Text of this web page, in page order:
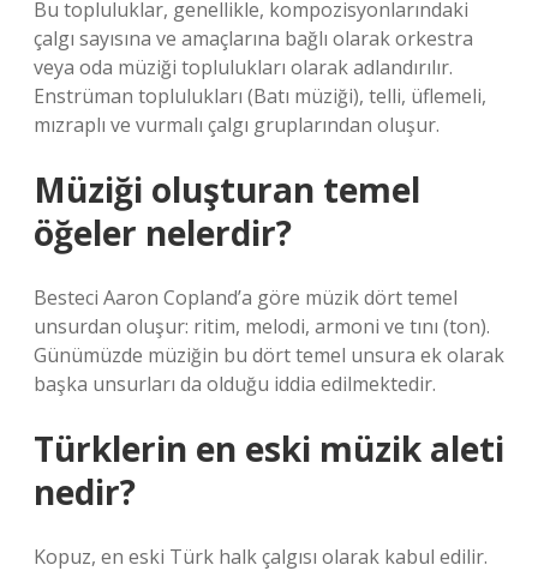
Bu topluluklar, genellikle, kompozisyonlarındaki
çalgı sayısına ve amaçlarına bağlı olarak orkestra
veya oda müziği toplulukları olarak adlandırılır.
Enstrüman toplulukları (Batı müziği), telli, üflemeli,
mızraplı ve vurmalı çalgı gruplarından oluşur.
Müziği oluşturan temel
öğeler nelerdir?
Besteci Aaron Copland’a göre müzik dört temel
unsurdan oluşur: ritim, melodi, armoni ve tını (ton).
Günümüzde müziğin bu dört temel unsura ek olarak
başka unsurları da olduğu iddia edilmektedir.
Türklerin en eski müzik aleti
nedir?
Kopuz, en eski Türk halk çalgısı olarak kabul edilir.